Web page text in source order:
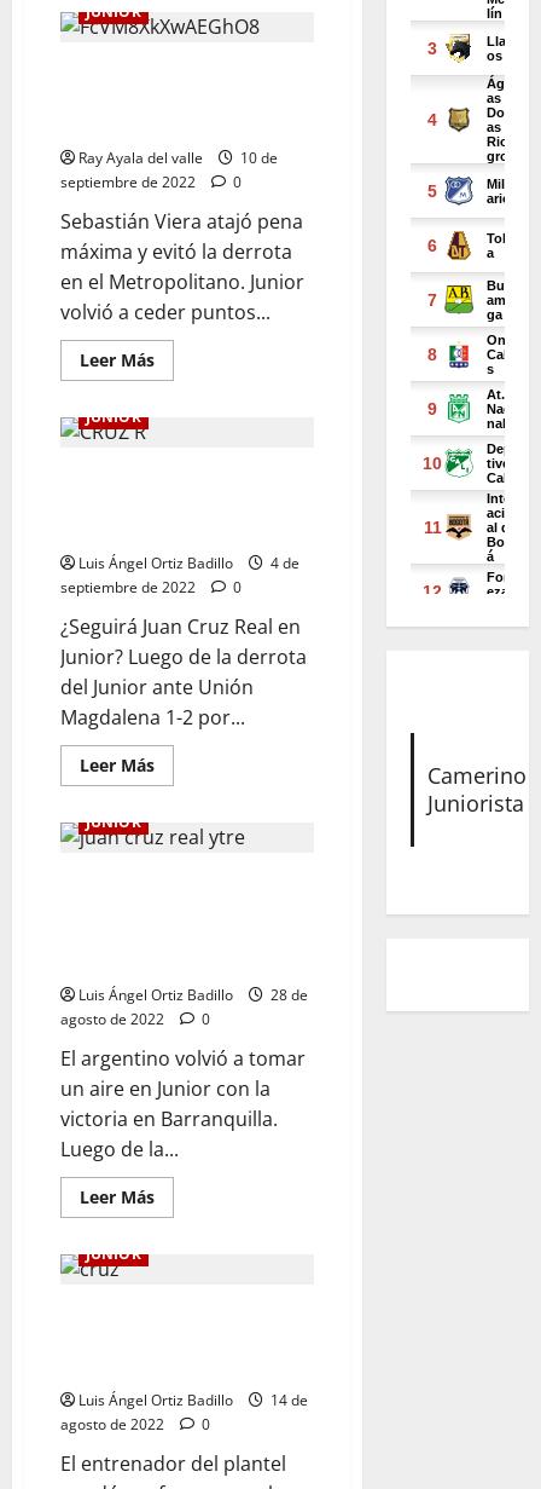
JUNIOR
Ray Ayala del valle
10 de
septiembre de 2022
0
Sebastián Viera atajó pena
máxima y evitó la derrota
en el Metropolitano. Junior
volvió a ceder puntos...
Leer Más
JUNIOR
Luis Ángel Ortiz Badillo
4 de
septiembre de 2022
0
¿Seguirá Juan Cruz Real en
Junior? Luego de la derrota
del Junior ante Unión
Magdalena 1-2 por...
Leer Más
JUNIOR
Luis Ángel Ortiz Badillo
28 de
agosto de 2022
0
El argentino volvió a tomar
un aire en Junior con la
victoria en Barranquilla.
Luego de la...
Leer Más
JUNIOR
Luis Ángel Ortiz Badillo
14 de
agosto de 2022
0
El entrenador del plantel
Camerino
Juniorista